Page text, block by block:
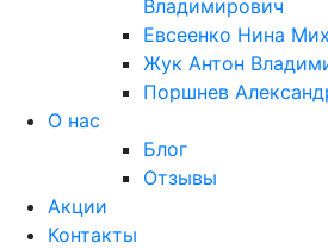
Владимирович
Евсеенко Нина
Жук Антон
Поршнев
О нас
Блог
Отзывы
Акции
Контакты